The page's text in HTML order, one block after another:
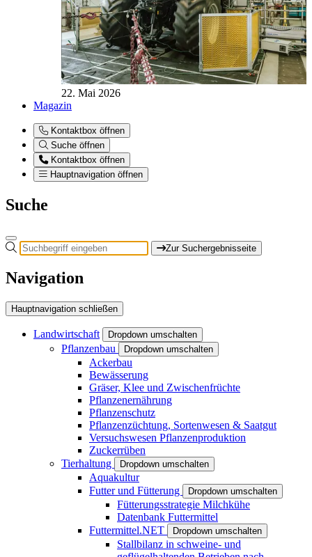
22. Mai 2026
Magazin
Kontaktbox öffnen
Suche öffnen
Kontaktbox öffnen
Hauptnavigation öffnen
Suche
Zur Suchergebnisseite
Navigation
Hauptnavigation schließen
Landwirtschaft Dropdown umschalten
Pflanzenbau Dropdown umschalten
Ackerbau
Bewässerung
Gräser, Klee und Zwischenfrüchte
Pflanzenernährung
Pflanzenschutz
Pflanzenzüchtung, Sortenwesen & Saatgut
Versuchswesen Pflanzenproduktion
Zuckerrüben
Tierhaltung
Dropdown umschalten
Aquakultur
Futter und Fütterung
Dropdown umschalten
Fütterungsstrategie Milchkühe
Datenbank Futtermittel
Futtermittel.NET
Dropdown umschalten
Stallbilanz in schweine- und